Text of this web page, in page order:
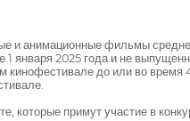
и анимационные фильмы
января 2025 года и не
кинофестивале до или во
которые примут участие в